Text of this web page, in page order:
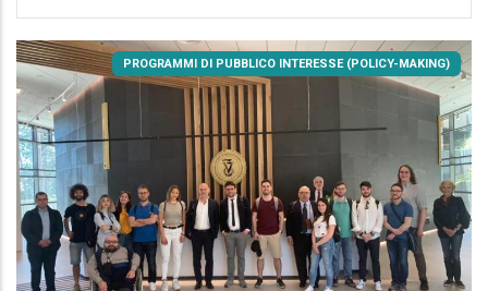
PROGRAMMI DI PUBBLICO INTERESSE (POLICY-MAKING)